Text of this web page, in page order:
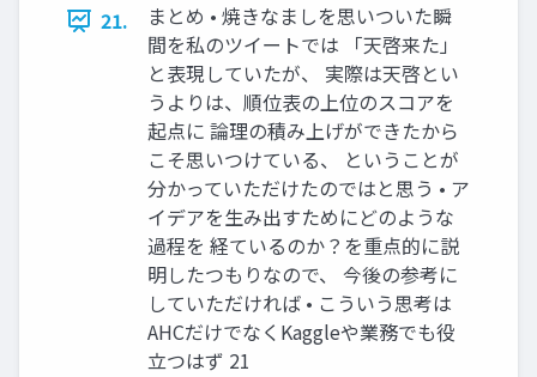
21.
まとめ • 焼きなましを思いついた瞬
間を私のツイートでは 「天啓来た」
と表現していたが、 実際は天啓とい
うよりは、順位表の上位のスコアを
起点に 論理の積み上げができたから
こそ思いつけている、 ということが
分かっていただけたのではと思う • ア
イデアを生み出すためにどのような
過程を 経ているのか？を重点的に説
明したつもりなので、 今後の参考に
していただければ • こういう思考は
AHCだけでなくKaggleや業務でも役
立つはず 21